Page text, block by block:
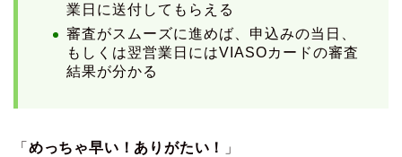
業日に送付してもらえる
審査がスムーズに進めば、申込みの当日、
もしくは翌営業日にはVIASOカードの審査
結果が分かる
「 めっちゃ早い！ありがたい！ 」